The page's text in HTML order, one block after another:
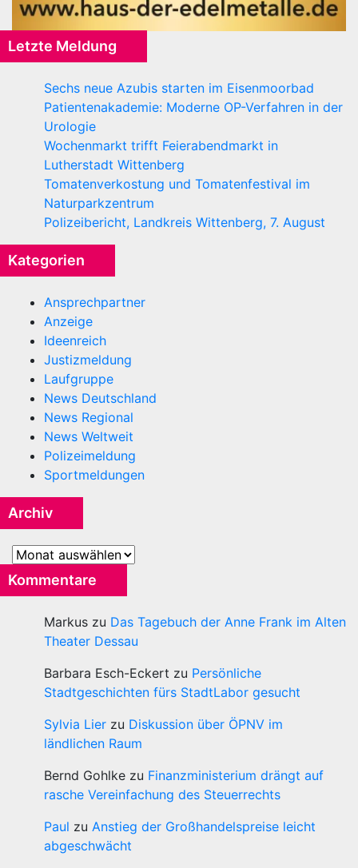
Letzte Meldung
Sechs neue Azubis starten im Eisenmoorbad
Patientenakademie: Moderne OP-Verfahren in der
Urologie
Wochenmarkt trifft Feierabendmarkt in
Lutherstadt Wittenberg
Tomatenverkostung und Tomatenfestival im
Naturparkzentrum
Polizeibericht, Landkreis Wittenberg, 7. August
Kategorien
Ansprechpartner
Anzeige
Ideenreich
Justizmeldung
Laufgruppe
News Deutschland
News Regional
News Weltweit
Polizeimeldung
Sportmeldungen
Archiv
Archiv
Kommentare
Markus zu Das Tagebuch der Anne Frank im Alten
Theater Dessau
Barbara Esch-Eckert zu Persönliche
Stadtgeschichten fürs StadtLabor gesucht
Sylvia Lier zu Diskussion über ÖPNV im
ländlichen Raum
Bernd Gohlke zu Finanzministerium drängt auf
rasche Vereinfachung des Steuerrechts
Paul zu Anstieg der Großhandelspreise leicht
abgeschwächt